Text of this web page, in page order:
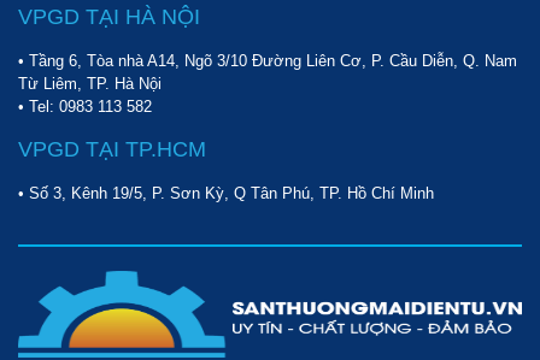
VPGD TẠI HÀ NỘI
• Tầng 6, Tòa nhà A14, Ngõ 3/10 Đường Liên Cơ, P. Cầu Diễn, Q. Nam
Từ Liêm, TP. Hà Nội
• Tel: 0983 113 582
VPGD TẠI TP.HCM
• Số 3, Kênh 19/5, P. Sơn Kỳ, Q Tân Phú, TP. Hồ Chí Minh